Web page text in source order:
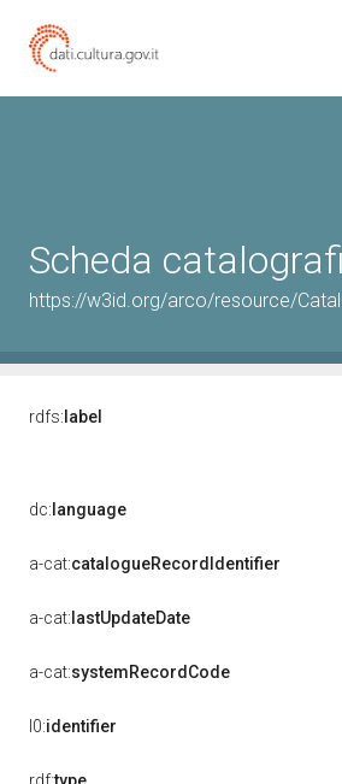
Scheda
https://w3id.org/arco/resource/
rdfs: label
dc: language
a-cat:catalogueRecordIdentifier
a-cat: lastUpdateDate
a-cat:systemRecordCode
l0:identifier